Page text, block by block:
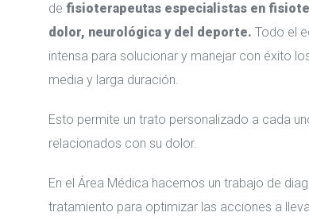
de fisioterapeutas especialistas en
dolor, neurológica y del deporte. Todo el
intensa para solucionar y manejar con éxito
media y larga duración.
Esto permite un trato personalizado a cada
relacionados con su dolor.
En el Área Médica hacemos un trabajo de
tratamiento para optimizar las acciones a